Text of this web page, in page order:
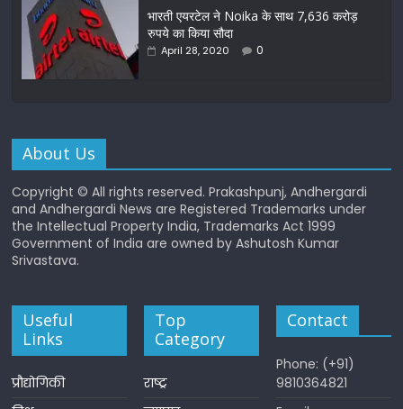
भारती एयरटेल ने Noika के साथ 7,636 करोड़
रुपये का किया सौदा
April 28, 2020 0
About Us
Copyright © All rights reserved. Prakashpunj, Andhergardi
and Andhergardi News are Registered Trademarks under
the Intellectual Property India, Trademarks Act 1999
Government of India are owned by Ashutosh Kumar
Srivastava.
Useful
Links
प्रौद्योगिकी
Top
Category
राष्ट्र
Contact
Phone: (+91)
9810364821